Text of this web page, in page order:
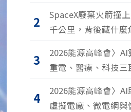
2
SpaceX廢棄火箭撞
千公里，背後藏什麼
3
2026能源高峰會〉AI
重電、醫療、科技
轉型2.0」致勝關鍵
4
2026能源高峰會〉AI
虛擬電廠、微電網